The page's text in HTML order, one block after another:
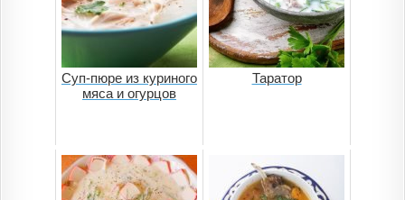
Суп-пюре из куриного
мяса и огурцов
Таратор